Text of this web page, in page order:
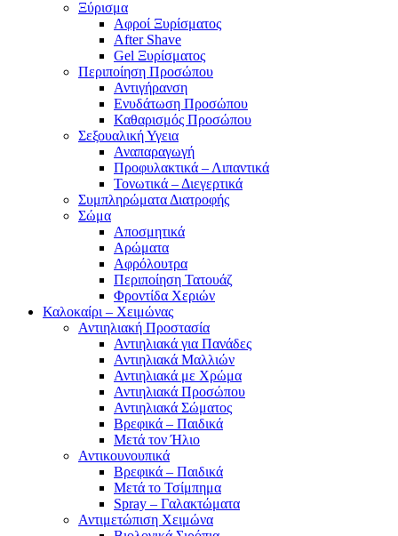
Ξύρισμα
Αφροί Ξυρίσματος
After Shave
Gel Ξυρίσματος
Περιποίηση Προσώπου
Αντιγήρανση
Ενυδάτωση Προσώπου
Καθαρισμός Προσώπου
Σεξουαλική Υγεια
Αναπαραγωγή
Προφυλακτικά – Λιπαντικά
Τονωτικά – Διεγερτικά
Συμπληρώματα Διατροφής
Σώμα
Αποσμητικά
Αρώματα
Αφρόλουτρα
Περιποίηση Τατουάζ
Φροντίδα Χεριών
Καλοκαίρι – Χειμώνας
Αντιηλιακή Προστασία
Αντιηλιακά για Πανάδες
Αντιηλιακά Μαλλιών
Αντιηλιακά με Χρώμα
Αντιηλιακά Προσώπου
Αντιηλιακά Σώματος
Βρεφικά – Παιδικά
Μετά τον Ήλιο
Αντικουνουπικά
Βρεφικά – Παιδικά
Μετά το Τσίμπημα
Spray – Γαλακτώματα
Αντιμετώπιση Χειμώνα